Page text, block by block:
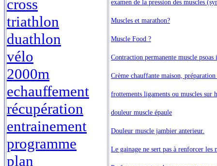
cross
triathlon
duathlon
vélo
2000m
echauffement
récupération
entrainement
programme
plan
examen de la pression des muscles
Muscles et marathon?
Muscle Food ?
Contraction permanente muscle psoas
Crème chauffante maison,
frottements ligaments ou muscles sur
douleur muscle épaule
Douleur muscle jambier anterieur.
Le gainage ne sert pas à renforcer les